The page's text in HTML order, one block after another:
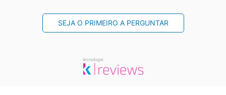
SEJA O PRIMEIRO A PERGUNTAR